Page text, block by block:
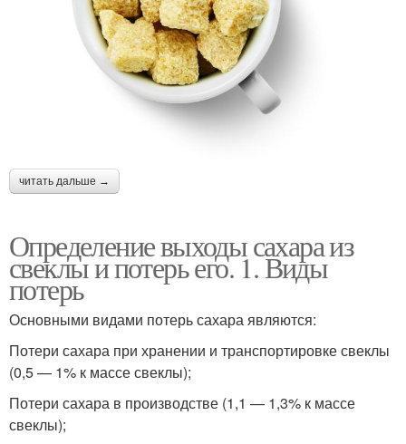
читать дальше →
Определение выходы сахара из
свеклы и потерь его. 1. Виды
потерь
Основными видами потерь сахара являются:
Потери сахара при хранении и транспортировке свеклы
(0,5 — 1% к массе свеклы);
Потери сахара в производстве (1,1 — 1,3% к массе
свеклы);